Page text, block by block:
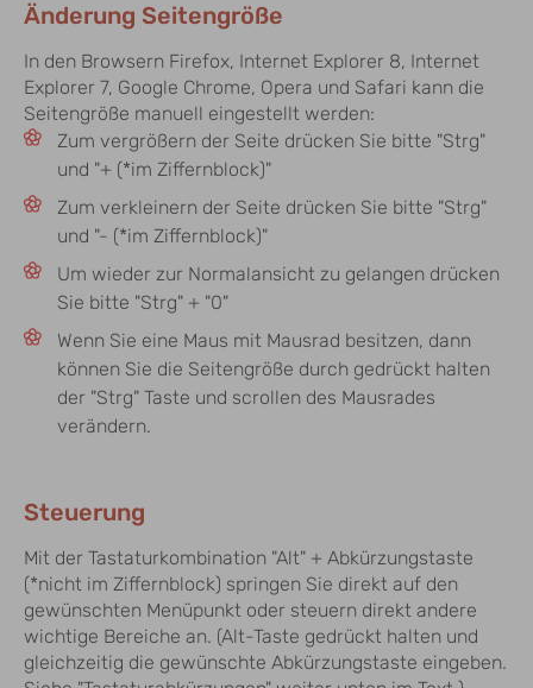
Änderung Seitengröße
In den Browsern Firefox, Internet Explorer 8, Internet
Explorer 7, Google Chrome, Opera und Safari kann die
Seitengröße manuell eingestellt werden:
Zum vergrößern der Seite drücken Sie bitte "Strg"
und "+ (*im Ziffernblock)"
Zum verkleinern der Seite drücken Sie bitte "Strg"
und "- (*im Ziffernblock)"
Um wieder zur Normalansicht zu gelangen drücken
Sie bitte "Strg" + "0"
Wenn Sie eine Maus mit Mausrad besitzen, dann
können Sie die Seitengröße durch gedrückt halten
der "Strg" Taste und scrollen des Mausrades
verändern.
Steuerung
Mit der Tastaturkombination "Alt" + Abkürzungstaste
(*nicht im Ziffernblock) springen Sie direkt auf den
gewünschten Menüpunkt oder steuern direkt andere
wichtige Bereiche an. (Alt-Taste gedrückt halten und
gleichzeitig die gewünschte Abkürzungstaste eingeben.